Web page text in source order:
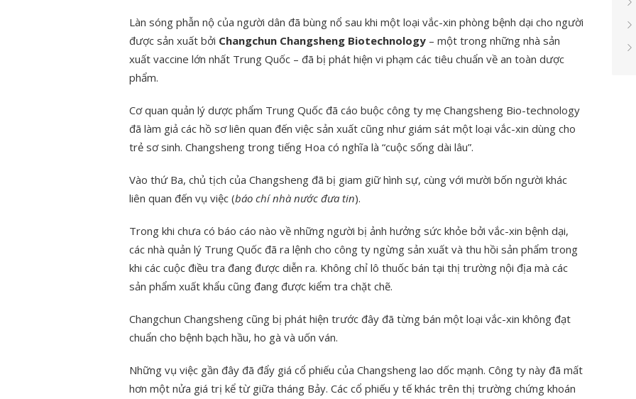
Làn sóng phẫn nộ của người dân đã bùng nổ sau khi một loại vắc-xin phòng bệnh dại cho người
được sản xuất bởi Changchun Changsheng Biotechnology – một trong những nhà sản
xuất vaccine lớn nhất Trung Quốc – đã bị phát hiện vi phạm các tiêu chuẩn về an toàn dược
phẩm.
Cơ quan quản lý dược phẩm Trung Quốc đã cáo buộc công ty mẹ Changsheng Bio-technology
đã làm giả các hồ sơ liên quan đến việc sản xuất cũng như giám sát một loại vắc-xin dùng cho
trẻ sơ sinh. Changsheng trong tiếng Hoa có nghĩa là “cuộc sống dài lâu”.
Vào thứ Ba, chủ tịch của Changsheng đã bị giam giữ hình sự, cùng với mười bốn người khác
liên quan đến vụ việc (báo chí nhà nước đưa tin).
Trong khi chưa có báo cáo nào về những người bị ảnh hưởng sức khỏe bởi vắc-xin bệnh dại,
các nhà quản lý Trung Quốc đã ra lệnh cho công ty ngừng sản xuất và thu hồi sản phẩm trong
khi các cuộc điều tra đang được diễn ra. Không chỉ lô thuốc bán tại thị trường nội địa mà các
sản phẩm xuất khẩu cũng đang được kiểm tra chặt chẽ.
Changchun Changsheng cũng bị phát hiện trước đây đã từng bán một loại vắc-xin không đạt
chuẩn cho bệnh bạch hầu, ho gà và uốn ván.
Những vụ việc gần đây đã đẩy giá cổ phiếu của Changsheng lao dốc mạnh. Công ty này đã mất
hơn một nửa giá trị kể từ giữa tháng Bảy. Các cổ phiếu y tế khác trên thị trường chứng khoán